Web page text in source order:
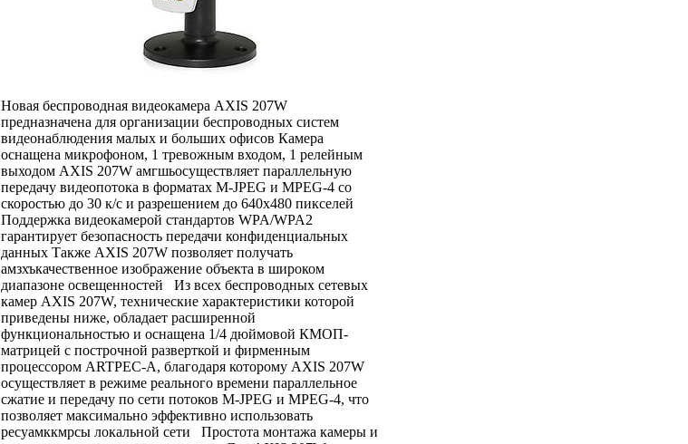
Новая беспроводная видеокамера AXIS 207W
предназначена для организации беспроводных систем
видеонаблюдения малых и больших офисов Камера
оснащена микрофоном, 1 тревожным входом, 1 релейным
выходом AXIS 207W амгшьосуществляет параллельную
передачу видеопотока в форматах M-JPEG и MPEG-4 со
скоростью до 30 к/с и разрешением до 640х480 пикселей
Поддержка видеокамерой стандартов WPA/WPA2
гарантирует безопасность передачи конфиденциальных
данных Также AXIS 207W позволяет получать
амзхъкачественное изображение объекта в широком
диапазоне освещенностей Из всех беспроводных сетевых
камер AXIS 207W, технические характеристики которой
приведены ниже, обладает расширенной
функциональностью и оснащена 1/4 дюймовой КМОП-
матрицей с построчной разверткой и фирменным
процессором ARTPEC-A, благодаря которому AXIS 207W
осуществляет в режиме реального времени параллельное
сжатие и передачу по сети потоков M-JPEG и MPEG-4, что
позволяет максимально эффективно использовать
ресуамккмрсы локальной сети Простота монтажа камеры и